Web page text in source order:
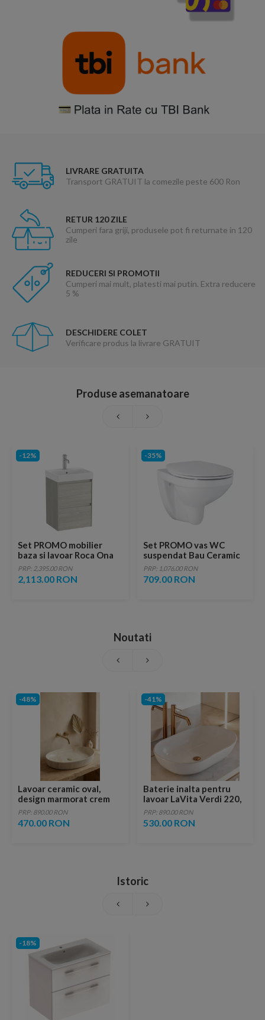
LIVRARE GRATUITA
Transport GRATUIT la comezile peste 600 Ron
RETUR 120 ZILE
Cumperi fara griji, produsele pot fi returnate in 120
zile
REDUCERI SI PROMOTII
Cumperi mai mult, platesti mai putin. Extra reducere
5 %
DESCHIDERE COLET
Verificare produs la livrare GRATUIT
Produse asemanatoare
-12%
Set PROMO mobilier
baza si lavoar Roca Ona
Unik 2 sertare 45x36 cm
stejar deschis
PRP: 2,395.00 RON
2,113.00 RON
-35%
Set PROMO vas WC
suspendat Bau Ceramic
cu capac Bau Ceramic fix
alb lucios
PRP: 1,076.00 RON
709.00 RON
Noutati
-48%
Lavoar ceramic oval,
design marmorat crem
lucios cu vene aurii,
ventil inclus
PRP: 890.00 RON
470.00 RON
-41%
Baterie inalta pentru
lavoar LaVita Verdi 220,
fara ventil, brushed
copper
PRP: 890.00 RON
530.00 RON
Istoric
-18%